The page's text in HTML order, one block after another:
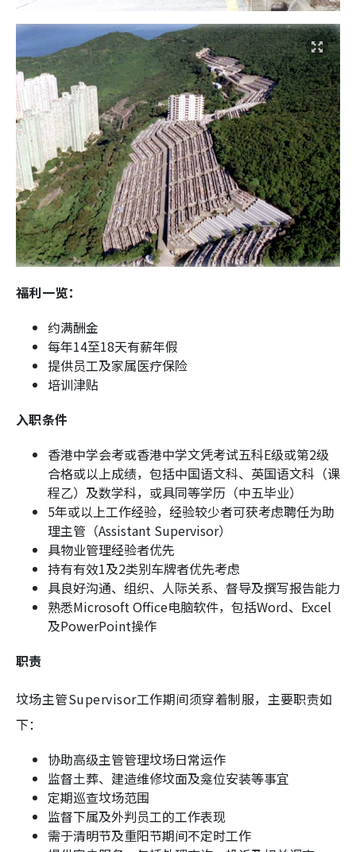
福利一览：
约满酬金
每年14至18天有薪年假
提供员工及家属医疗保险
培训津贴
入职条件
香港中学会考或香港中学文凭考试五科E级或第2级
合格或以上成绩，包括中国语文科、英国语文科（课
程乙）及数学科，或具同等学历（中五毕业）
5年或以上工作经验，经验较少者可获考虑聘任为助
理主管（Assistant Supervisor）
具物业管理经验者优先
持有有效1及2类别车牌者优先考虑
具良好沟通、组织、人际关系、督导及撰写报告能力
熟悉Microsoft Office电脑软件，包括Word、Excel
及PowerPoint操作
职责
坟场主管Supervisor工作期间须穿着制服，主要职责如
下：
协助高级主管管理坟场日常运作
监督土葬、建造维修坟面及龛位安装等事宜
定期巡查坟场范围
监督下属及外判员工的工作表现
需于清明节及重阳节期间不定时工作